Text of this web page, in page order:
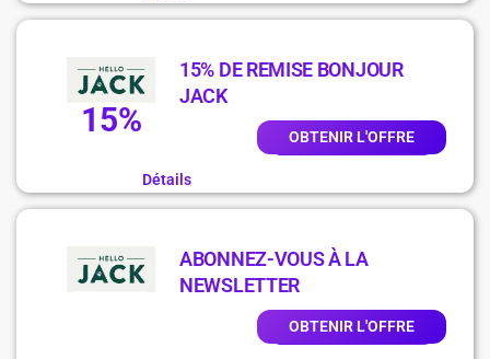
15%
15% DE REMISE BONJOUR
JACK
OBTENIR L'OFFRE
Détails
ABONNEZ-VOUS À LA
NEWSLETTER
OBTENIR L'OFFRE